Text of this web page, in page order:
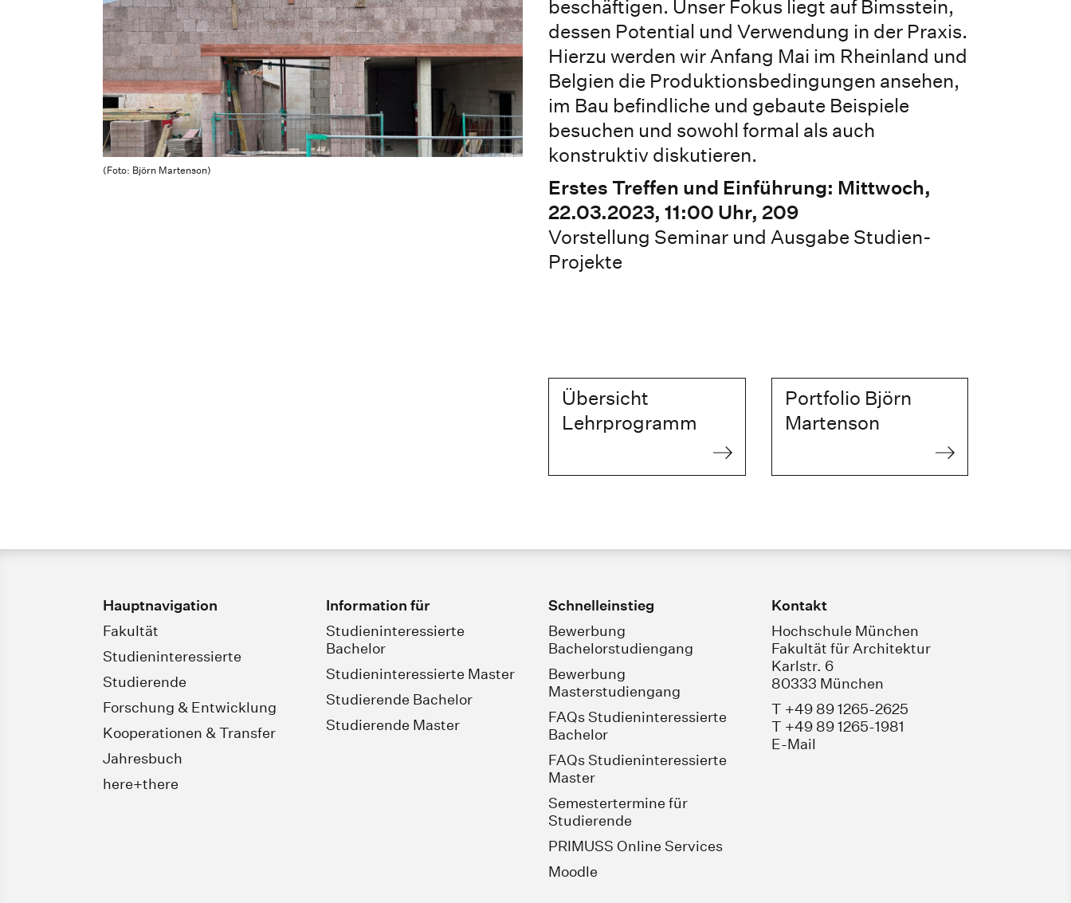
(Foto: Björn Martenson)
beschäftigen. Unser Fokus liegt auf Bimsstein,
dessen Potential und Verwendung in der Praxis.
Hierzu werden wir Anfang Mai im Rheinland und
Belgien die Produktionsbedingungen ansehen,
im Bau befindliche und gebaute Beispiele
besuchen und sowohl formal als auch
konstruktiv diskutieren.
Erstes Treffen und Einführung: Mittwoch,
22.03.2023, 11:00 Uhr, 209
Vorstellung Seminar und Ausgabe Studien-
Projekte
Übersicht
Lehrprogramm
Portfolio Björn
Martenson
Hauptnavigation
Fakultät
Studieninteressierte
Studierende
Forschung & Entwicklung
Kooperationen & Transfer
Jahresbuch
here+there
Information für
Studieninteressierte
Bachelor
Studieninteressierte Master
Studierende Bachelor
Studierende Master
Schnelleinstieg
Bewerbung
Bachelorstudiengang
Bewerbung
Masterstudiengang
FAQs Studieninteressierte
Bachelor
FAQs Studieninteressierte
Master
Semestertermine für
Studierende
PRIMUSS Online Services
Moodle
Kontakt
Hochschule München
Fakultät für Architektur
Karlstr. 6
80333 München
T +49 89 1265-2625
T +49 89 1265-1981
E-Mail